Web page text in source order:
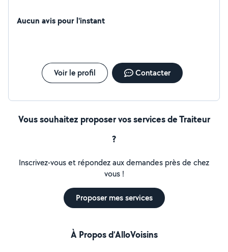
Aucun avis pour l'instant
Voir le profil Contacter
Vous souhaitez proposer vos services de Traiteur
?
Inscrivez-vous et répondez aux demandes près de chez
vous !
Proposer mes services
À Propos d’AlloVoisins